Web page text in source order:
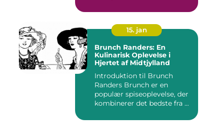
15. jan
Brunch Randers: En
Kulinarisk Oplevelse i
Hjertet af Midtjylland
Introduktion til Brunch
Randers Brunch er en
populær spiseoplevelse, der
kombinerer det bedste fra ...